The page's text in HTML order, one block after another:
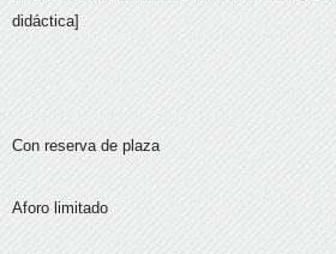
didáctica]
Con reserva de plaza
Aforo limitado